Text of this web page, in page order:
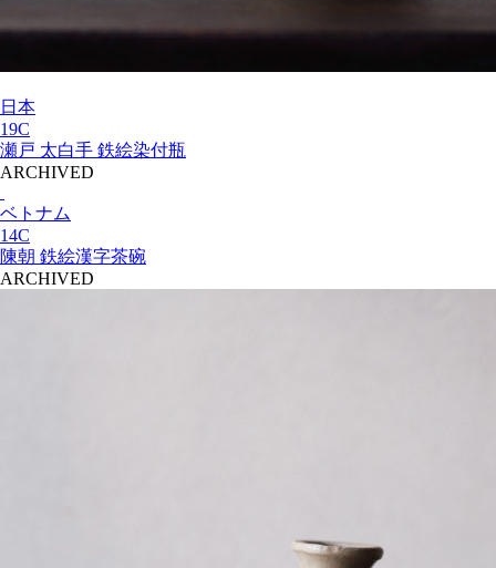
日本
19C
瀬戸 太白手 鉄絵染付瓶
ARCHIVED
ベトナム
14C
陳朝 鉄絵漢字茶碗
ARCHIVED